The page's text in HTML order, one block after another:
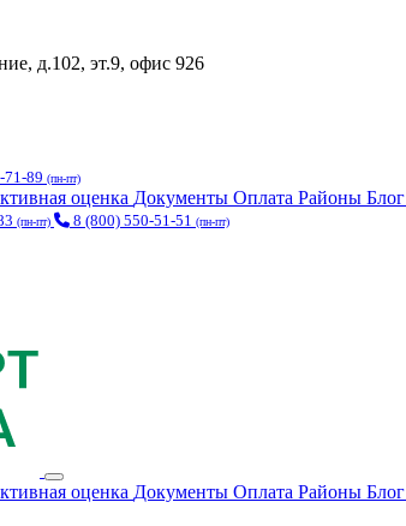
д.102, эт.9, офис 926
71-89 (пн-пт)
оценка Документы Оплата Районы Блог
(пн-пт) 8 (800) 550-51-51 (пн-пт)
оценка Документы Оплата Районы Блог